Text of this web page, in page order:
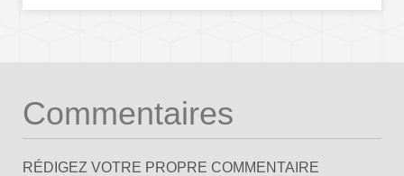
Commentaires
RÉDIGEZ VOTRE PROPRE COMMENTAIRE